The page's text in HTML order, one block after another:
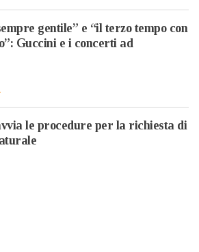
gentile” e “il terzo tempo con
Guccini e i concerti ad
le procedure per la richiesta di